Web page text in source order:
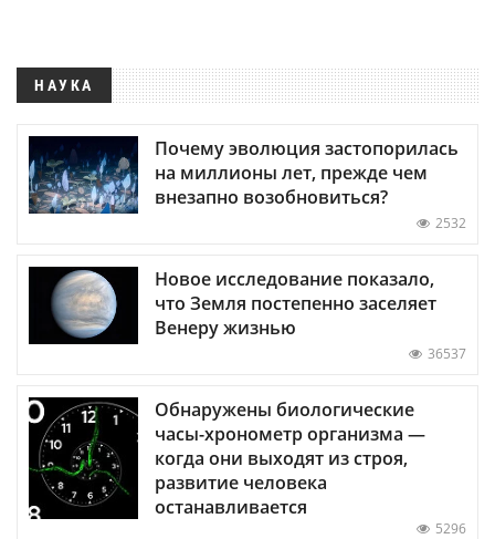
НАУКА
Почему эволюция застопорилась
на миллионы лет, прежде чем
внезапно возобновиться?
2532
Новое исследование показало,
что Земля постепенно заселяет
Венеру жизнью
36537
Обнаружены биологические
часы-хронометр организма —
когда они выходят из строя,
развитие человека
останавливается
5296